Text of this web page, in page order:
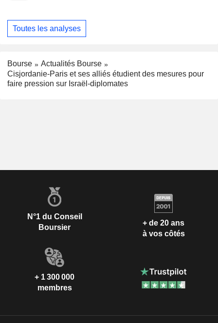
Toutes les analyses
Bourse
Actualités Bourse
Cisjordanie-Paris et ses alliés étudient des mesures pour
faire pression sur Israël-diplomates
N°1 du Conseil
Boursier
+ de 20 ans
à vos côtés
+ 1 300 000
membres